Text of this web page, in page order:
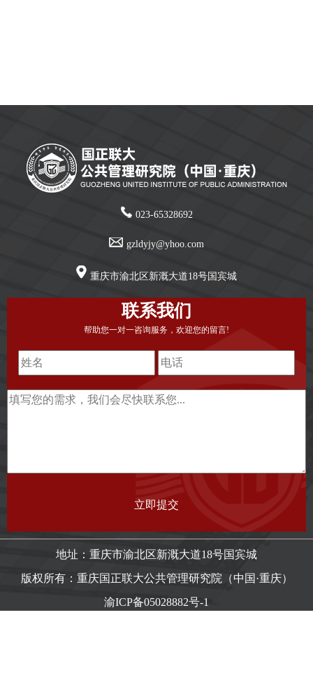
023-65328692
gzldyjy@yhoo.com
重庆市渝北区新溉大道18号国宾城
联系我们
帮助您一对一咨询服务，欢迎您的留言!
地址：重庆市渝北区新溉大道18号国宾城
版权所有：重庆国正联大公共管理研究院（中国·重庆）
渝ICP备05028882号-1